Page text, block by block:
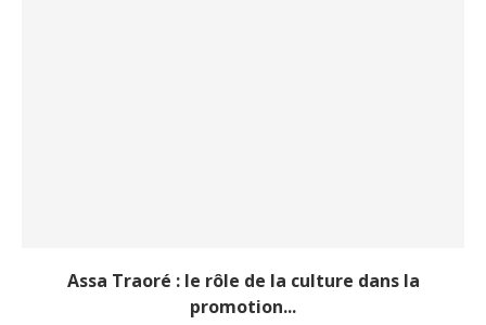
Assa Traoré : le rôle de la culture dans la
promotion...